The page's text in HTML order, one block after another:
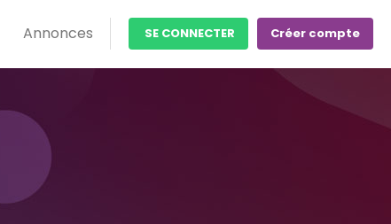
Annonces SE CONNECTER Créer compte